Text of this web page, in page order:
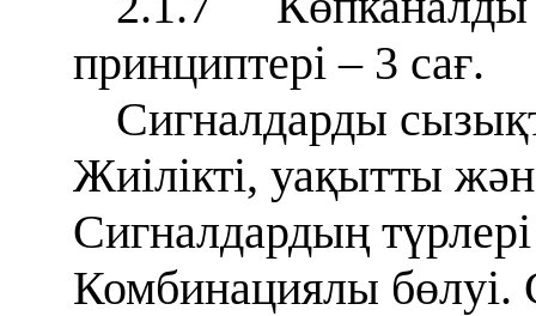
принциптері – 3 сағ.
Сигналдарды
Жиілікті, уақытты
Сигналдардың
Комбинациялы бөлуі.